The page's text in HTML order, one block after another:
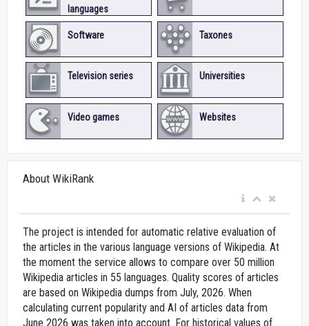
languages
Software Taxones
Television series Universities
Video games Websites
About WikiRank
The project is intended for automatic relative evaluation of
the articles in the various language versions of Wikipedia. At
the moment the service allows to compare over 50 million
Wikipedia articles in 55 languages. Quality scores of articles
are based on Wikipedia dumps from July, 2026. When
calculating current popularity and AI of articles data from
June 2026 was taken into account. For historical values of